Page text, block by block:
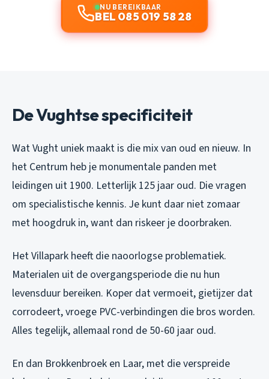
NU BEREIKBAAR
BEL 085 019 58 28
De Vughtse specificiteit
Wat Vught uniek maakt is die mix van oud en nieuw. In
het Centrum heb je monumentale panden met
leidingen uit 1900. Letterlijk 125 jaar oud. Die vragen
om specialistische kennis. Je kunt daar niet zomaar
met hoogdruk in, want dan riskeer je doorbraken.
Het Villapark heeft die naoorlogse problematiek.
Materialen uit de overgangsperiode die nu hun
levensduur bereiken. Koper dat vermoeit, gietijzer dat
corrodeert, vroege PVC-verbindingen die bros worden.
Alles tegelijk, allemaal rond de 50-60 jaar oud.
En dan Brokkenbroek en Laar, met die verspreide